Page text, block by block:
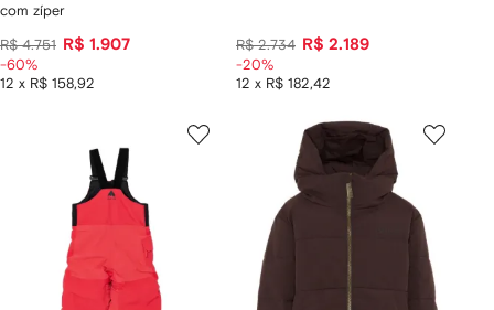
com zíper
R$ 4.751 R$ 1.907
12 x R$ 158,92
-60%
R$ 2.734 R$ 2.189
12 x R$ 182,42
-20%